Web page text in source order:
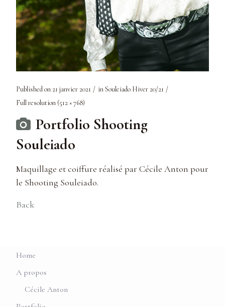
Published on 21 janvier 2021 inSouleiado Hiver 20/21
Full resolution (512 × 768)
Portfolio Shooting
Souleiado
Maquillage et coiffure réalisé par Cécile Anton pour
le Shooting Souleiado.
Back
Home
A propos
Cécile Anton